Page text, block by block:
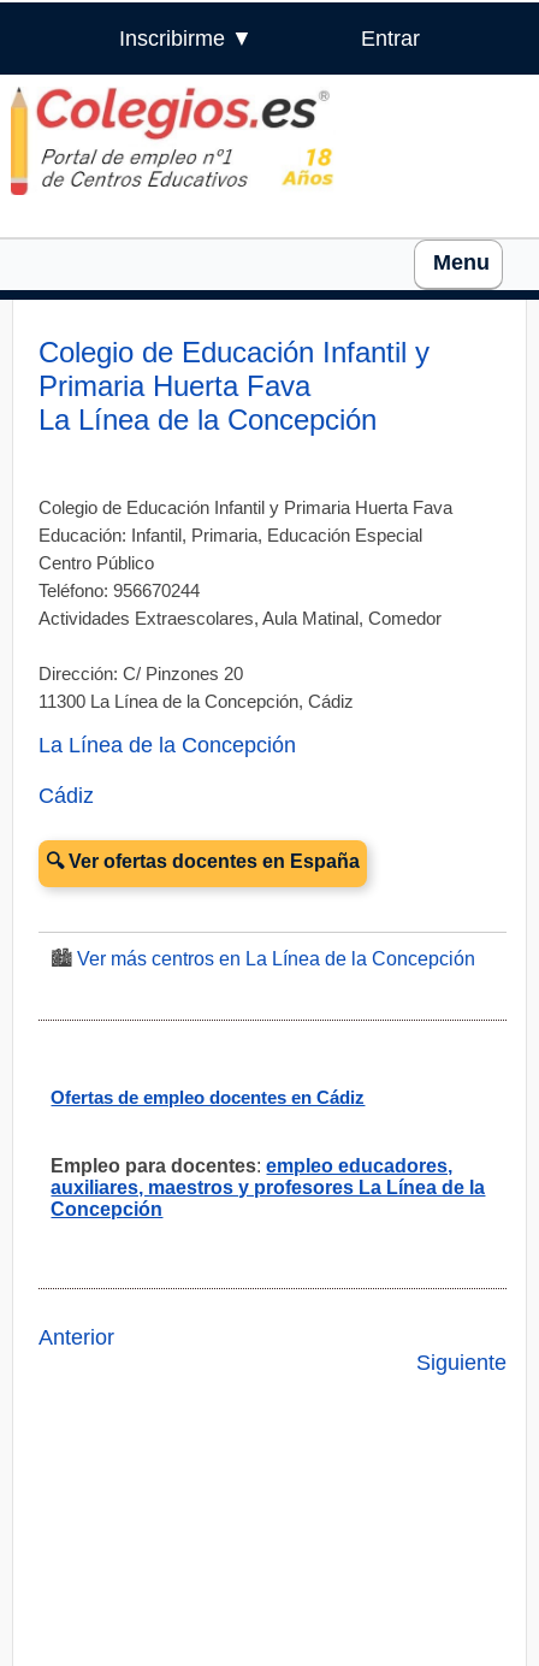
Inscribirme ▼ Entrar
Menu
Colegio de Educación Infantil y
Primaria Huerta Fava
La Línea de la Concepción
Colegio de Educación Infantil y Primaria Huerta Fava
Educación: Infantil, Primaria, Educación Especial
Centro Público
Teléfono: 956670244
Actividades Extraescolares, Aula Matinal, Comedor
Dirección: C/ Pinzones 20
11300 La Línea de la Concepción, Cádiz
La Línea de la Concepción
Cádiz
🔍 Ver ofertas docentes en España
🏙️Ver más centros en La Línea de la Concepción
Ofertas de empleo docentes en Cádiz
Empleo para docentes:empleo educadores,
auxiliares, maestros y profesores La Línea de la
Concepción
Anterior
Siguiente